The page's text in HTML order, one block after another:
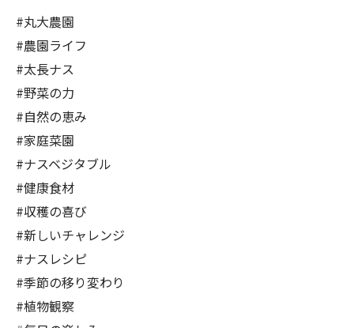
#丸大農園
#農園ライフ
#太長ナス
#野菜の力
#自然の恵み
#家庭菜園
#ナスベジタブル
#健康食材
#収穫の喜び
#新しいチャレンジ
#ナスレシピ
#季節の移り変わり
#植物観察